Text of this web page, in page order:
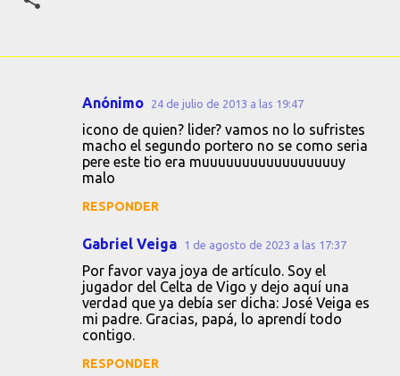
Anónimo 24 de julio de 2013 a las 19:47
icono de quien? lider? vamos no lo sufristes
macho el segundo portero no se como seria
pere este tio era muuuuuuuuuuuuuuuuuy
malo
RESPONDER
Gabriel Veiga 1 de agosto de 2023 a las 17:37
Por favor vaya joya de artículo. Soy el
jugador del Celta de Vigo y dejo aquí una
verdad que ya debía ser dicha: José Veiga es
mi padre. Gracias, papá, lo aprendí todo
contigo.
RESPONDER